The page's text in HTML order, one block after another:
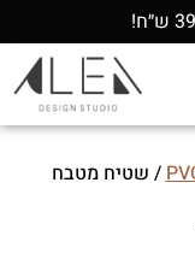
/ שטיח מטבח